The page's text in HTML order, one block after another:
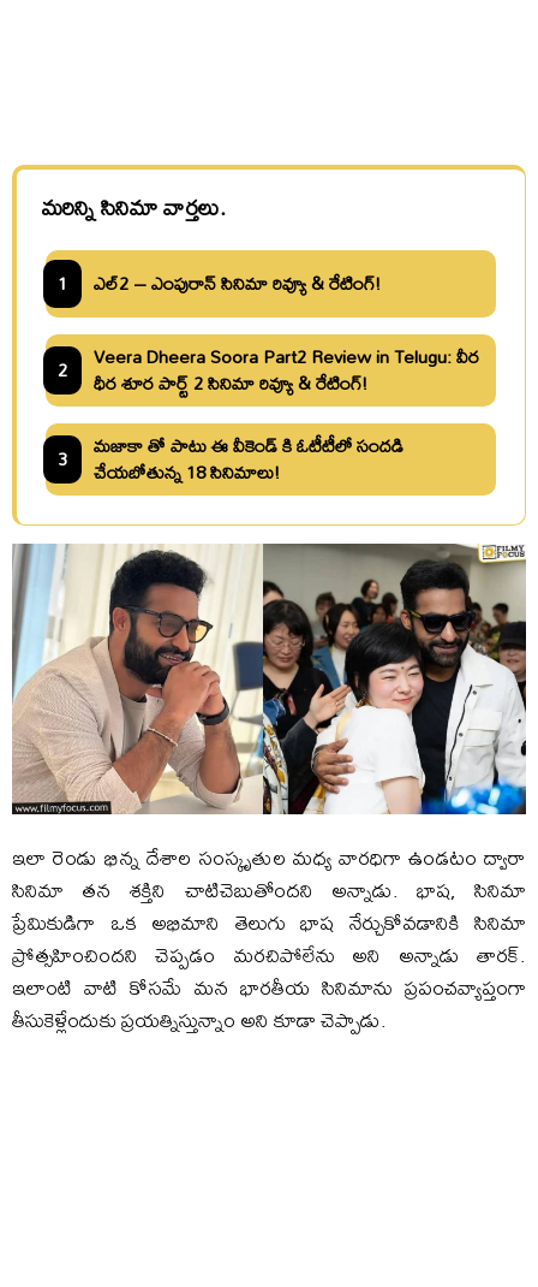
మరిన్ని సినిమా వార్తలు.
1 ఎల్2 – ఎంపురాన్ సినిమా రివ్యూ & రేటింగ్!
2 Veera Dheera Soora Part2 Review in Telugu: వీర
ధీర శూర పార్ట్ 2 సినిమా రివ్యూ & రేటింగ్!
3 మజాకా తో పాటు ఈ వీకెండ్ కి ఓటీటీలో సందడి
చేయబోతున్న 18 సినిమాలు!
ఇలా రెండు భిన్న దేశాల సంస్కృతుల మధ్య వారధిగా ఉండటం ద్వారా
సినిమా తన శక్తిని చాటిచెబుతోందని అన్నాడు. భాష, సినిమా
ప్రేమికుడిగా ఒక అభిమాని తెలుగు భాష నేర్చుకోవడానికి సినిమా
ప్రోత్సహించిందని చెప్పడం మరచిపోలేను అని అన్నాడు తారక్‌.
ఇలాంటి వాటి కోసమే మన భారతీయ సినిమాను ప్రపంచవ్యాప్తంగా
తీసుకెళ్లేందుకు ప్రయత్నిస్తున్నాం అని కూడా చెప్పాడు.